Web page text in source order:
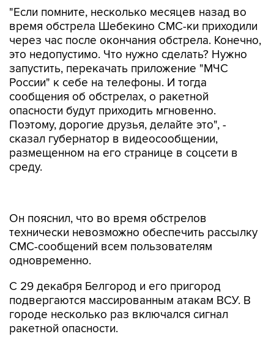
"Если помните, несколько месяцев назад во
время обстрела Шебекино СМС-ки приходили
через час после окончания обстрела. Конечно,
это недопустимо. Что нужно сделать? Нужно
запустить, перекачать приложение "МЧС
России" к себе на телефоны. И тогда
сообщения об обстрелах, о ракетной
опасности будут приходить мгновенно.
Поэтому, дорогие друзья, делайте это", -
сказал губернатор в видеосообщении,
размещенном на его странице в соцсети в
среду.
СМС-сообщений всем пользователям
одновременно.
С 29 декабря Белгород и его пригород
городе несколько раз включался сигнал
ракетной опасности.
Белгородская область